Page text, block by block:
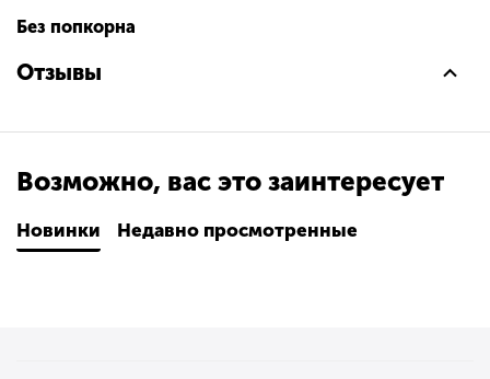
Без попкорна
Отзывы
Возможно, вас это заинтересует
Новинки Недавно просмотренные